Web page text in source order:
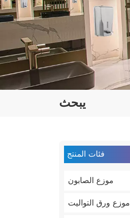
يبحث
فئات المنتج
موزع الصابون
موزع ورق التواليت